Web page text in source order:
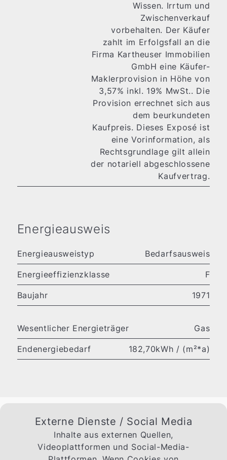
Wissen. Irrtum und
Zwischenverkauf
vorbehalten. Der Käufer
zahlt im Erfolgsfall an die
Firma Kartheuser Immobilien
GmbH eine Käufer-
Maklerprovision in Höhe von
3,57% inkl. 19% MwSt.. Die
Provision errechnet sich aus
dem beurkundeten
Kaufpreis. Dieses Exposé ist
eine Vorinformation, als
Rechtsgrundlage gilt allein
der notariell abgeschlossene
Kaufvertrag.
Energieausweis
Energieausweistyp Bedarfsausweis
Energieeffizienzklasse F
Baujahr 1971
Wesentlicher Energieträger Gas
Endenergiebedarf 182,70kWh / (m²*a)
Externe Dienste / Social Media
Inhalte aus externen Quellen,
Videoplattformen und Social-Media-